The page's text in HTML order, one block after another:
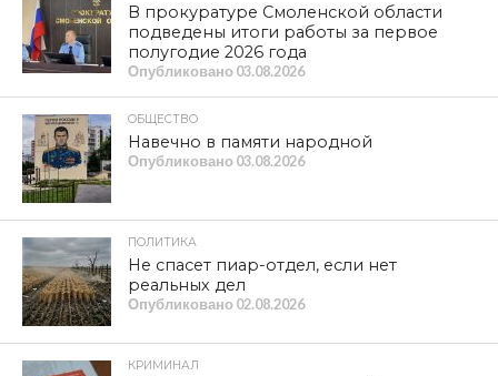
В прокуратуре Смоленской области
подведены итоги работы за первое
полугодие 2026 года
Опубликовано 03.08.2026
ОБЩЕСТВО
Навечно в памяти народной
Опубликовано 03.08.2026
ПОЛИТИКА
Не спасет пиар-отдел, если нет
реальных дел
Опубликовано 02.08.2026
КРИМИНАЛ